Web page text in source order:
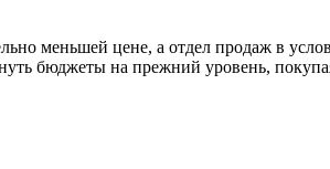
меньшей цене, а отдел продаж в
бюджеты на прежний уровень,